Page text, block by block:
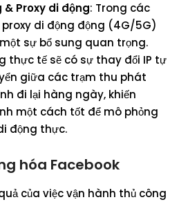
Proxy di động: Trong các
di động động (4G/5G)
sự bổ sung quan trọng.
thực tế sẽ có sự thay đổi IP tự
giữa các trạm thu phát
đi lại hàng ngày, khiến
một cách tốt để mô phỏng
động thực.
hóa Facebook
của việc vận hành thủ công